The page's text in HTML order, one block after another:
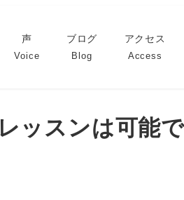
声
Voice
ブログ
Blog
アクセス
Access
ッスンは可能